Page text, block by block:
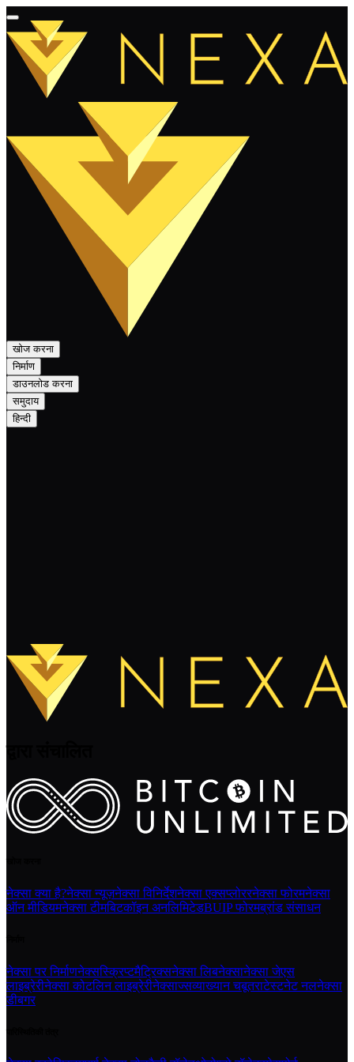
खोज करना
निर्माण
डाउनलोड करना
समुदाय
हिन्दी
नेक्सा क्या है?नेक्सा न्यूज़नेक्सा विनिर्देशनेक्सा एक्सप्लोररनेक्सा फोरमनेक्सा
ऑन मीडियमनेक्सा टीमबिटकॉइन अनलिमिटेडBUIP फोरमब्रांड संसाधन
नेक्सा पर निर्माणनेक्सस्क्रिप्टमैट्रिक्सनेक्सा लिबनेक्सानेक्सा जेएस
लाइब्रेरीनेक्सा कोटलिन लाइब्रेरीनेक्साज्सव्याख्यान चबूतराटेस्टनेट नलनेक्सा
डीबगर